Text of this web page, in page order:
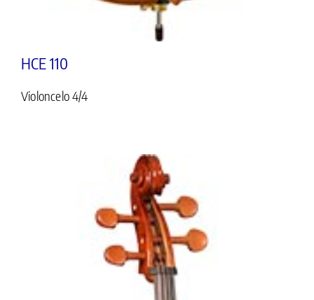
HCE 110
Violoncelo 4/4